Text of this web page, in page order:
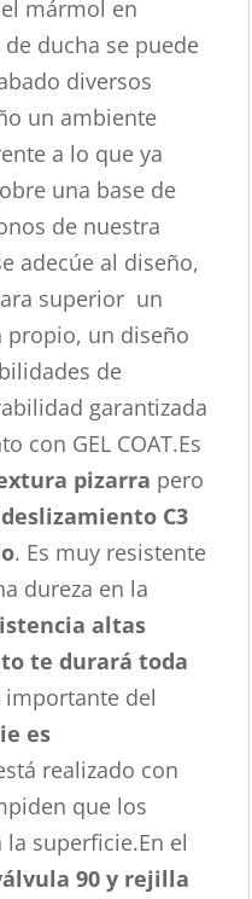
mármol en
ducha se puede
diversos
un ambiente
a lo que ya
una base de
de nuestra
adecúe al diseño,
superior un
propio, un diseño
de
garantizada
con GEL COAT.Es
pizarra pero
C3
. Es muy resistente
dureza en la
altas
te durará toda
importante del
es
realizado con
que los
superficie.En el
90 y rejilla